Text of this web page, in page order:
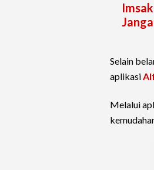
Selain
aplikasi
Melalui